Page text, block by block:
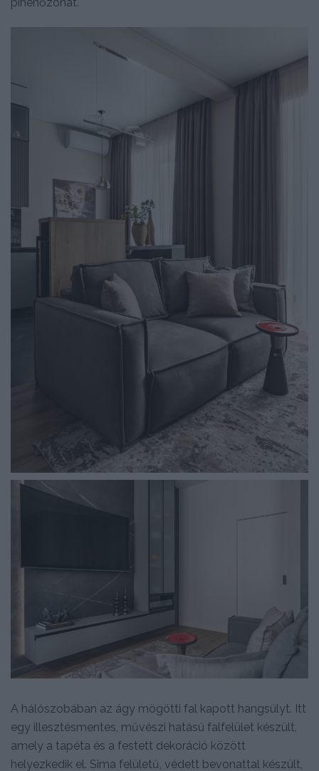
A hálószobában az ágy mögötti fal kapott hangsúlyt. Itt
egy illesztésmentes, művészi hatású falfelület készült,
amely a tapéta és a festett dekoráció között
helyezkedik el. Sima felületű, védett bevonattal készült,